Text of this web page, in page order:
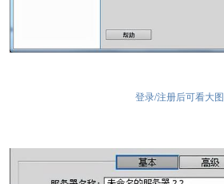
登录/注册后可看大图